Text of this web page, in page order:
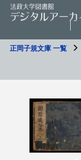
正岡子規文庫 一覧